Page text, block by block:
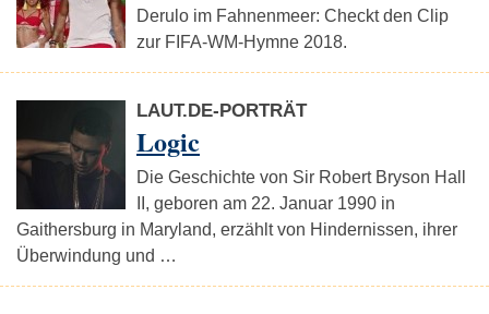
Derulo im Fahnenmeer: Checkt den Clip
zur FIFA-WM-Hymne 2018.
LAUT.DE-PORTRÄT
Logic
Die Geschichte von Sir Robert Bryson Hall
II, geboren am 22. Januar 1990 in
Gaithersburg in Maryland, erzählt von Hindernissen, ihrer
Überwindung und …